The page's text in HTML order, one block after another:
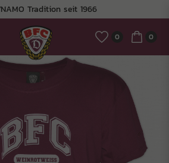
Tradition seit 1966
0 0